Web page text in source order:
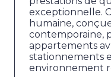
exceptionnelle.
humaine,
contemporaine,
appartements
stationnements
environnement